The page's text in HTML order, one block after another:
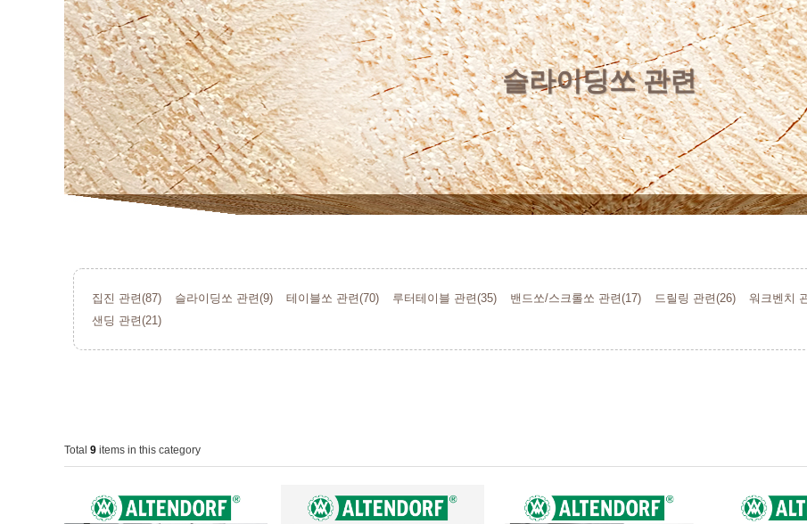
슬라이딩쏘 관련
집진 관련(87) 슬라이딩쏘 관련(9) 테이블쏘 관련(70) 루터테이블 관련(35) 밴드쏘/스크롤쏘 관련(17) 드릴링 관련(26) 워크벤치
샌딩 관련(21)
Total 9 items in this category